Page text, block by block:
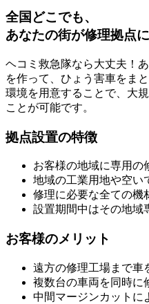
全国どこでも、
あなたの街が修理拠点に
ヘコミ救急隊なら大丈夫！
を作って、ひょう害車をま
環境を用意することで、大
ことが可能です。
拠点設置の特徴
お客様の地域に専用の
地域の工業用地や空い
修理に必要な全ての機
設置期間中はその地域
お客様のメリット
遠方の修理工場まで車
複数台の車両を同時に
中間マージンカットに